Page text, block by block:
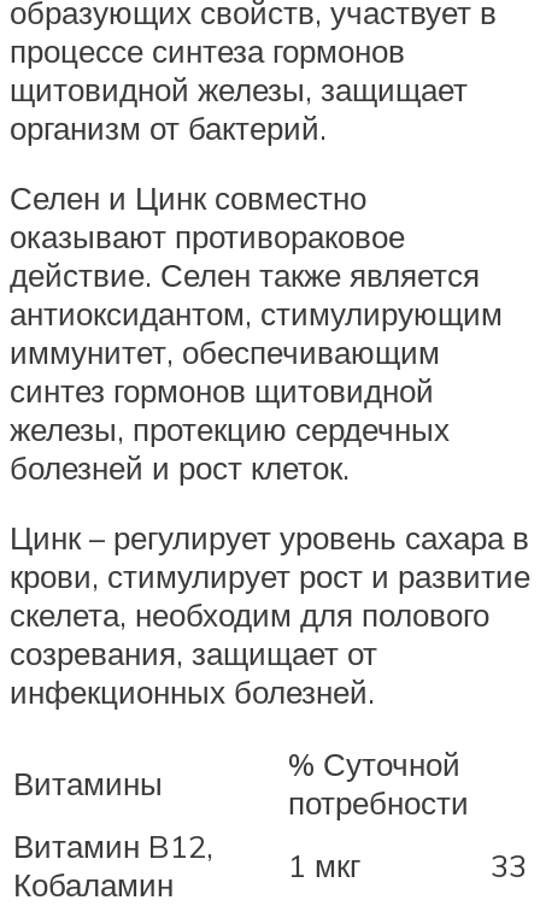
образующих свойств, участвует в
процессе синтеза гормонов
щитовидной железы, защищает
организм от бактерий.
Селен и Цинк совместно
оказывают противораковое
действие. Селен также является
антиоксидантом, стимулирующим
иммунитет, обеспечивающим
синтез гормонов щитовидной
железы, протекцию сердечных
болезней и рост клеток.
Цинк – регулирует уровень сахара в
крови, стимулирует рост и развитие
скелета, необходим для полового
созревания, защищает от
инфекционных болезней.
Витамины
% Суточной
потребности
Витамин B12,
Кобаламин
1 мкг
33